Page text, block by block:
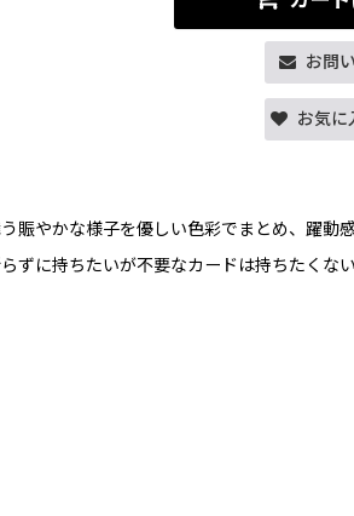
お問
お気に
やかな様子を優しい色彩でまとめ、躍動
ずに持ちたいが不要なカードは持ちたく